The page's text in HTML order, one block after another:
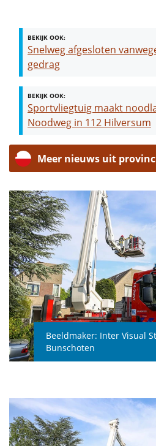
BEKIJK OOK:
Snelweg afgesloten
gedrag
BEKIJK OOK:
Sportvliegtuig maakt
Noodweg in 112 Hilversum
Meer nieuws uit
Beeldmaker: Inter Visual
Bunschoten